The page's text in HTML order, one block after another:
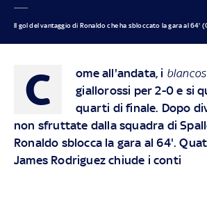
Il gol del vantaggio di Ronaldo che ha sbloccato la gara al 64'
C ome all'andata, i blancos
giallorossi per 2-0 e si
quarti di finale. Dopo
non sfruttate dalla squadra di
Ronaldo sblocca la gara al 64'.
James Rodriguez chiude i conti